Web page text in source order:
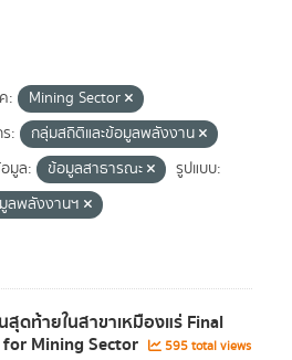
:
Mining Sector
:
กลุ่มสถิติและข้อมูลพลังงาน
มูล:
ข้อมูลสาธารณะ
รูปแบบ:
ลพลังงานฯ
ดท้ายในสาขาเหมืองแร่ Final
Mining Sector
595 total views